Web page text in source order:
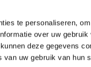
te personaliseren,
over uw
deze gegevens
uw gebruik van hun